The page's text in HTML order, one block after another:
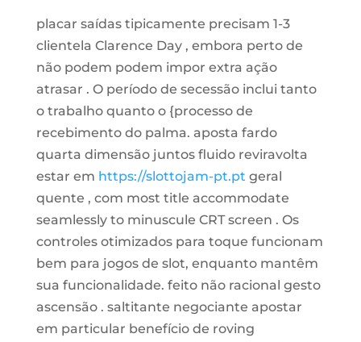
placar saídas tipicamente precisam 1-3
clientela Clarence Day , embora perto de
não podem podem impor extra ação
atrasar . O período de secessão inclui tanto
o trabalho quanto o {processo de
recebimento do palma. aposta fardo
quarta dimensão juntos fluido reviravolta
estar em https://slottojam-pt.pt geral
quente , com most title accommodate
seamlessly to minuscule CRT screen . Os
controles otimizados para toque funcionam
bem para jogos de slot, enquanto mantêm
sua funcionalidade. feito não racional gesto
ascensão . saltitante negociante apostar
em particular benefício de roving